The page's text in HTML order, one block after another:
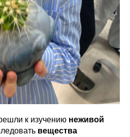
к изучению неживой
вещества